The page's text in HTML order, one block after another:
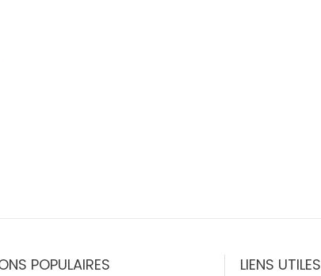
POPULAIRES LIENS UTILES